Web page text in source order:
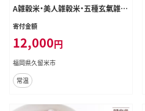
A雑穀米・美人雑穀米・五種玄氣雑穀
米 各2個）_Gr013
寄付金額
12,000円
福岡県久留米市
常温